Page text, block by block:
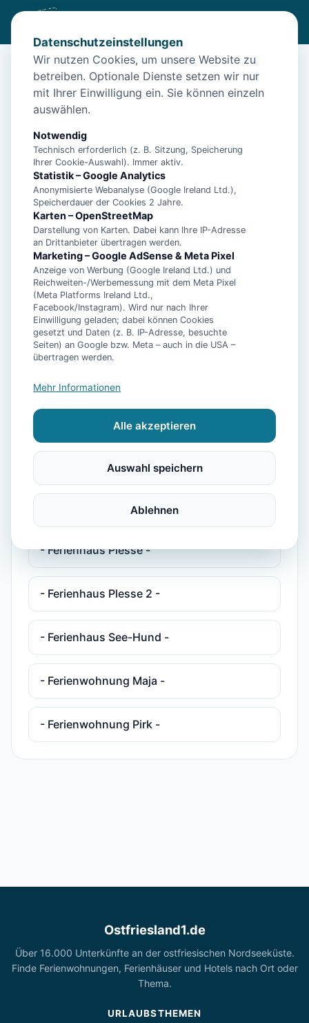
Diese Unterkunft ist aktuell nicht
buchbar
Unterkünfte in der Nähe
**5 Sterne Luxus Ferienhaus Arngast für 6
Personen mit Pool, Sauna, Fitnessraum
**5 Sterne Luxus Ferienhaus Arngast für 6
Personen mit Pool, Sauna, Fitnessraum
und eigenem Fahrstuhl**
**Luxus Ferienhaus Voslapp für 6
und eigen
**Luxus Ferienhaus Voslapp für 6
Personen mit Pool, Sauna, Fitnessraum
und eigenem Fahrstuhl**
- Ferienhaus Bühler Quetsch -
- Ferienhaus Plesse -
- Ferienhaus Plesse 2 -
- Ferienhaus See-Hund -
- Ferienwohnung Maja -
- Ferienwohnung Pirk -
Ostfriesland1.de
Über 16.000 Unterkünfte an der ostfriesischen Nordseeküste.
Finde Ferienwohnungen, Ferienhäuser und Hotels nach Ort oder
Thema.
URLAUBSTHEMEN
Datenschutzeinstellungen
Wir nutzen Cookies, um unsere Website zu
betreiben. Optionale Dienste setzen wir nur
mit Ihrer Einwilligung ein. Sie können einzeln
auswählen.
Notwendig
Technisch erforderlich (z. B. Sitzung, Speicherung
Ihrer Cookie-Auswahl). Immer aktiv.
Statistik – Google Analytics
Anonymisierte Webanalyse (Google Ireland Ltd.),
Speicherdauer der Cookies 2 Jahre.
Karten – OpenStreetMap
Darstellung von Karten. Dabei kann Ihre IP-Adresse
an Drittanbieter übertragen werden.
Marketing – Google AdSense & Meta Pixel
Anzeige von Werbung (Google Ireland Ltd.) und
Reichweiten-/Werbemessung mit dem Meta Pixel
(Meta Platforms Ireland Ltd.,
Facebook/Instagram). Wird nur nach Ihrer
Einwilligung geladen; dabei können Cookies
gesetzt und Daten (z. B. IP-Adresse, besuchte
Seiten) an Google bzw. Meta – auch in die USA –
übertragen werden.
Mehr Informationen
Alle akzeptieren
Auswahl speichern
Ablehnen